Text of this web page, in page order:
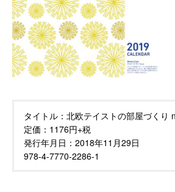
タイトル： 北欧テイストの部屋づくり
定価： 1176円+税
発行年月日： 2018年11月29日
978-4-7770-2286-1